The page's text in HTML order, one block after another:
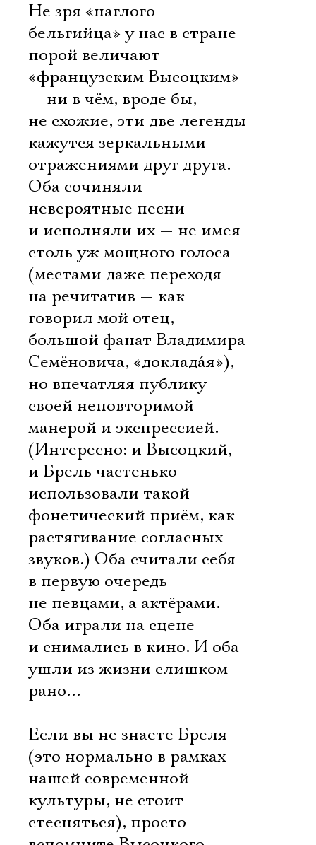
Не зря «наглого
бельгийца» у нас в стране
порой величают
«французским Высоцким»
— ни в чём, вроде бы,
не схожие, эти две легенды
кажутся зеркальными
отражениями друг друга.
Оба сочиняли
невероятные песни
и исполняли их — не имея
столь уж мощного голоса
(местами даже переходя
на речитатив — как
говорил мой отец,
большой фанат Владимира
Семёновича, «докладáя»),
но впечатляя публику
своей неповторимой
манерой и экспрессией.
(Интересно: и Высоцкий,
и Брель частенько
использовали такой
фонетический приём, как
растягивание согласных
звуков.) Оба считали себя
в первую очередь
не певцами, а актёрами.
Оба играли на сцене
и снимались в кино. И оба
ушли из жизни слишком
рано…
Если вы не знаете Бреля
(это нормально в рамках
нашей современной
культуры, не стоит
стесняться), просто